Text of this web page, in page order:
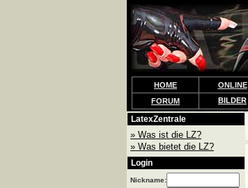
HOME ONLINE
FORUM
BILDER
LatexZentrale
» Was ist die LZ?
» Was bietet die LZ?
Login
Nickname: